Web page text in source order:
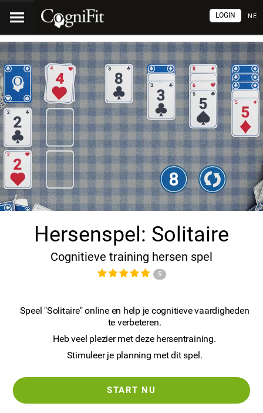
NE
LOGIN
Hersenspel: Solitaire
Cognitieve training hersen spel
5
Speel "Solitaire" online en help je cognitieve vaardigheden
te verbeteren.
Heb veel plezier met deze hersentraining.
Stimuleer je planning met dit spel.
START NU